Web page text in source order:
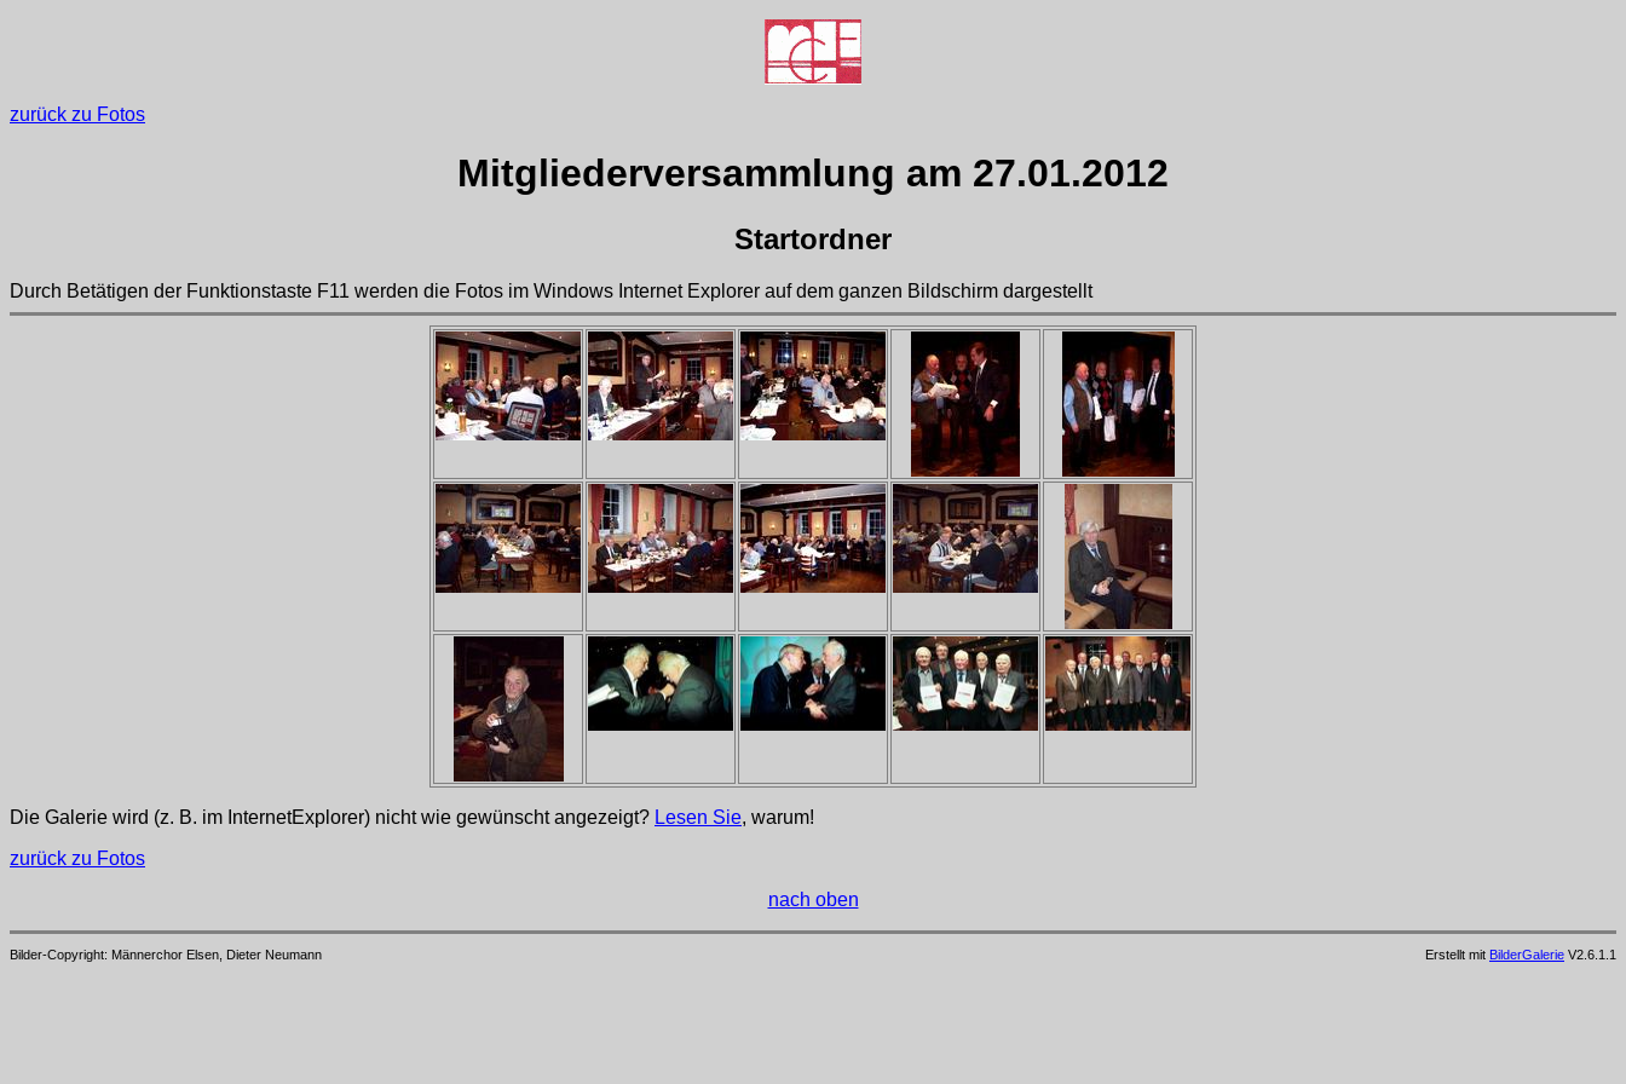
zurück zu Fotos
Mitgliederversammlung am 27.01.2012
Startordner
Durch Betätigen der Funktionstaste F11 werden die Fotos im Windows Internet Explorer auf dem ganzen Bildschirm dargestellt
Die Galerie wird (z. B. im InternetExplorer) nicht wie gewünscht angezeigt? Lesen Sie, warum!
zurück zu Fotos
nach oben
Bilder-Copyright: Männerchor Elsen, Dieter Neumann Erstellt mit BilderGalerie V2.6.1.1